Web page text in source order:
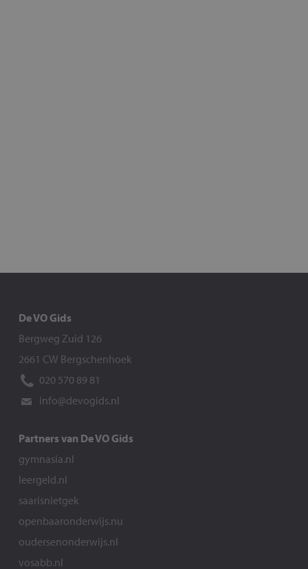
De VO Gids
Bergweg Zuid 126
2661 CW Bergschenhoek
020 570 89 81
info@devogids.nl
Partners van De VO Gids
gymnasia.nl
leergeld.nl
saarisnietgek
openbaaronderwijs.nu
oudersenonderwijs.nl
vosabb.nl